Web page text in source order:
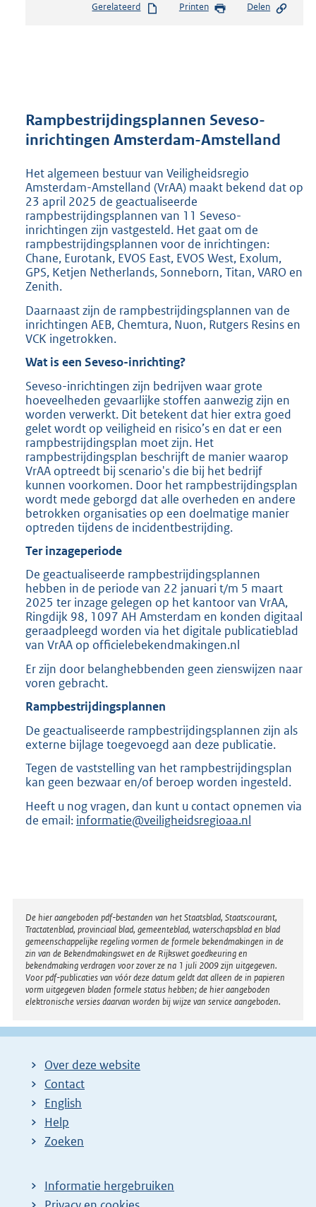
s
r
o
t
e
:
2
6
5
K
b
Gerelateerd Printen Delen
Rampbestrijdingsplannen Seveso-
inrichtingen Amsterdam-Amstelland
Het algemeen bestuur van Veiligheidsregio
Amsterdam-Amstelland (VrAA) maakt bekend dat op
23 april 2025 de geactualiseerde
rampbestrijdingsplannen van 11 Seveso-
inrichtingen zijn vastgesteld. Het gaat om de
rampbestrijdingsplannen voor de inrichtingen:
Chane, Eurotank, EVOS East, EVOS West, Exolum,
GPS, Ketjen Netherlands, Sonneborn, Titan, VARO en
Zenith.
Daarnaast zijn de rampbestrijdingsplannen van de
inrichtingen AEB, Chemtura, Nuon, Rutgers Resins en
VCK ingetrokken.
Wat is een Seveso-inrichting?
Seveso-inrichtingen zijn bedrijven waar grote
hoeveelheden gevaarlijke stoffen aanwezig zijn en
worden verwerkt. Dit betekent dat hier extra goed
gelet wordt op veiligheid en risico’s en dat er een
rampbestrijdingsplan moet zijn. Het
rampbestrijdingsplan beschrijft de manier waarop
VrAA optreedt bij scenario's die bij het bedrijf
kunnen voorkomen. Door het rampbestrijdingsplan
wordt mede geborgd dat alle overheden en andere
betrokken organisaties op een doelmatige manier
optreden tijdens de incidentbestrijding.
Ter inzageperiode
De geactualiseerde rampbestrijdingsplannen
hebben in de periode van 22 januari t/m 5 maart
2025 ter inzage gelegen op het kantoor van VrAA,
Ringdijk 98, 1097 AH Amsterdam en konden digitaal
geraadpleegd worden via het digitale publicatieblad
van VrAA op officielebekendmakingen.nl
Er zijn door belanghebbenden geen zienswijzen naar
voren gebracht.
Rampbestrijdingsplannen
De geactualiseerde rampbestrijdingsplannen zijn als
externe bijlage toegevoegd aan deze publicatie.
Tegen de vaststelling van het rampbestrijdingsplan
kan geen bezwaar en/of beroep worden ingesteld.
Heeft u nog vragen, dan kunt u contact opnemen via
de email: informatie@veiligheidsregioaa.nl
Disclaimer
De hier aangeboden pdf-bestanden van het Staatsblad, Staatscourant,
Tractatenblad, provinciaal blad, gemeenteblad, waterschapsblad en blad
gemeenschappelijke regeling vormen de formele bekendmakingen in de
zin van de Bekendmakingswet en de Rijkswet goedkeuring en
bekendmaking verdragen voor zover ze na 1 juli 2009 zijn uitgegeven.
Voor pdf-publicaties van vóór deze datum geldt dat alleen de in papieren
vorm uitgegeven bladen formele status hebben; de hier aangeboden
elektronische versies daarvan worden bij wijze van service aangeboden.
Over deze website
Contact
English
Help
Zoeken
Informatie hergebruiken